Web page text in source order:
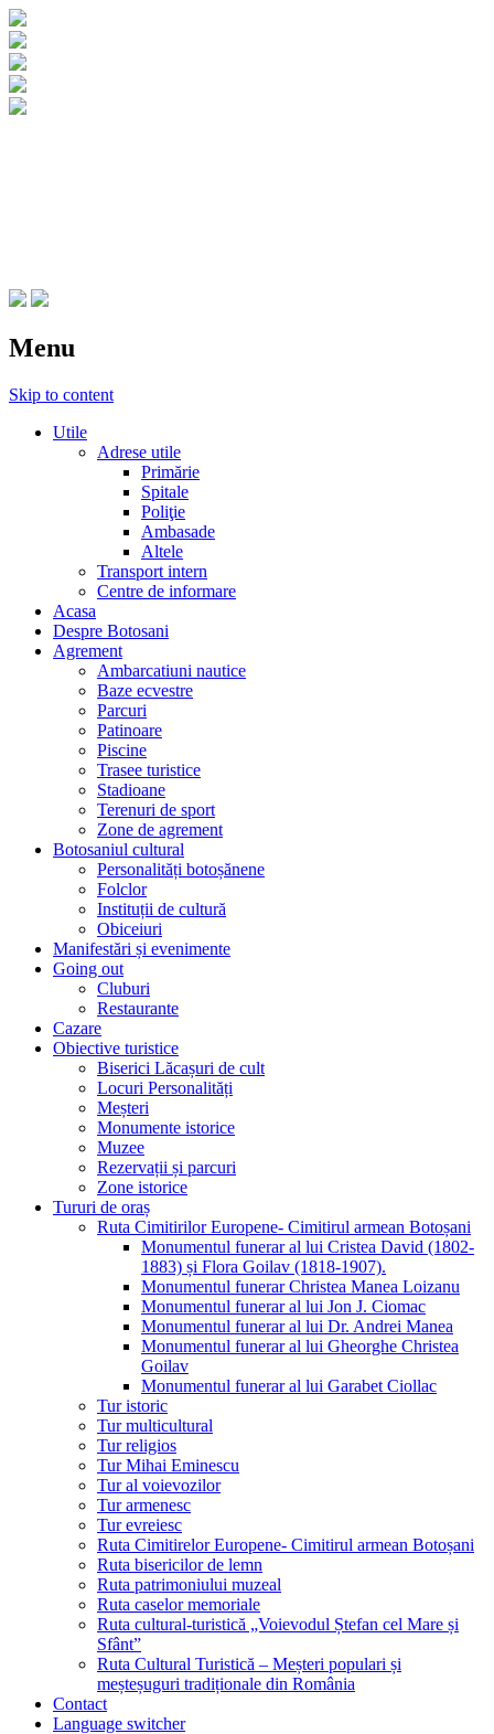
Menu
Skip to content
Utile
Adrese utile
Primărie
Spitale
Poliţie
Ambasade
Altele
Transport intern
Centre de informare
Acasa
Despre Botosani
Agrement
Ambarcatiuni nautice
Baze ecvestre
Parcuri
Patinoare
Piscine
Trasee turistice
Stadioane
Terenuri de sport
Zone de agrement
Botosaniul cultural
Personalități botoșănene
Folclor
Instituții de cultură
Obiceiuri
Manifestări și evenimente
Going out
Cluburi
Restaurante
Cazare
Obiective turistice
Biserici Lăcașuri de cult
Locuri Personalități
Meșteri
Monumente istorice
Muzee
Rezervații și parcuri
Zone istorice
Tururi de oraș
Ruta Cimitirilor Europene- Cimitirul armean Botoșani
Monumentul funerar al lui Cristea David (1802-
1883) și Flora Goilav (1818-1907).
Monumentul funerar Christea Manea Loizanu
Monumentul funerar al lui Jon J. Ciomac
Monumentul funerar al lui Dr. Andrei Manea
Monumentul funerar al lui Gheorghe Christea
Goilav
Monumentul funerar al lui Garabet Ciollac
Tur istoric
Tur multicultural
Tur religios
Tur Mihai Eminescu
Tur al voievozilor
Tur armenesc
Tur evreiesc
Ruta Cimitirelor Europene- Cimitirul armean Botoșani
Ruta bisericilor de lemn
Ruta patrimoniului muzeal
Ruta caselor memoriale
Ruta cultural-turistică „Voievodul Ștefan cel Mare și
Sfânt”
Ruta Cultural Turistică – Meșteri populari și
meșteșuguri tradiționale din România
Contact
Language switcher